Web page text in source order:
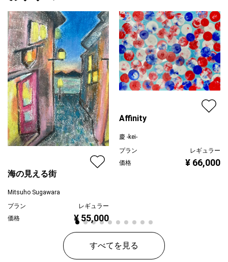
海の見える街
Mitsuho Sugawara
プラン
レギュラー
価格
¥ 55,000
Affinity
慶 -kei-
プラン
レギュラー
価格
¥ 66,000
すべてを見る